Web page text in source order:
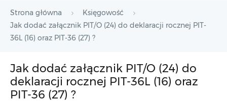
Strona główna
Księgowość
Jak dodać załącznik PIT/O (24) do deklaracji rocznej PIT-
36L (16) oraz PIT-36 (27) ?
Jak dodać załącznik PIT/O (24) do
deklaracji rocznej PIT-36L (16) oraz
PIT-36 (27) ?